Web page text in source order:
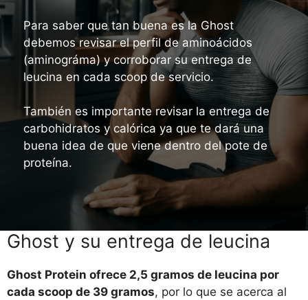
Para saber que tan buena es la Ghost
debemos revisar el perfil de aminoácidos
(aminográma) y corroborar su entrega de
leucina en cada scoop de servicio.
También es importante revisar la entrega de
carbohidratos y calórica ya que te dará una
buena idea de que viene dentro del pote de
proteína.
Ghost y su entrega de leucina
Ghost Protein ofrece 2,5 gramos de leucina por
cada scoop de 39 gramos, por lo que se acerca al